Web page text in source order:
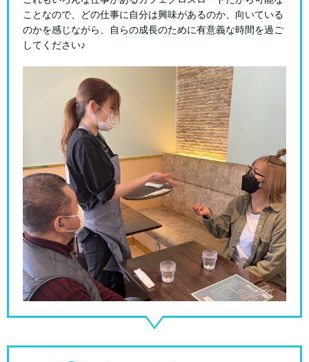
ことなので、どの仕事に自分は興味があるのか、向いている
のかを感じながら、自らの成長のために有意義な時間を過ご
してください♪